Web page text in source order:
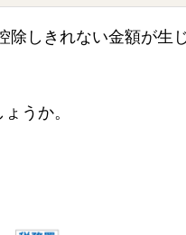
除しきれない金額が生
うか。